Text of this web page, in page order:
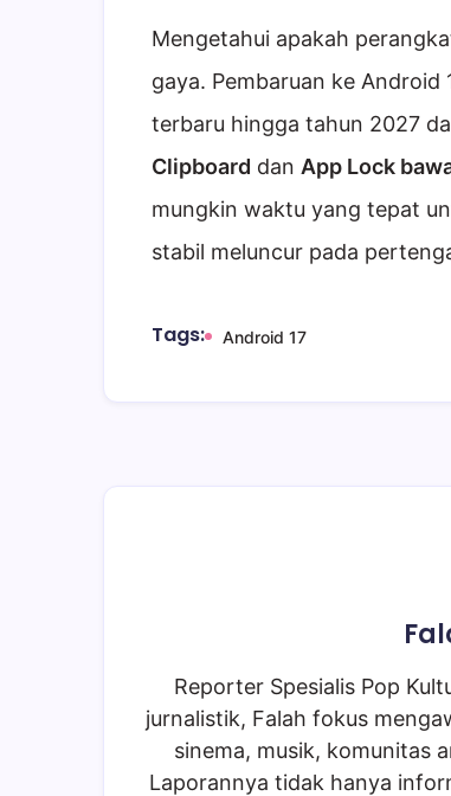
Mengetahui apakah
gaya. Pembaruan ke
terbaru hingga tahun 2027
Clipboard dan App Lock
mungkin waktu yang tepat
stabil meluncur pada
Tags: Android 17
Reporter Spesialis Pop
jurnalistik, Falah fokus
sinema, musik, komunitas
Laporannya tidak hanya